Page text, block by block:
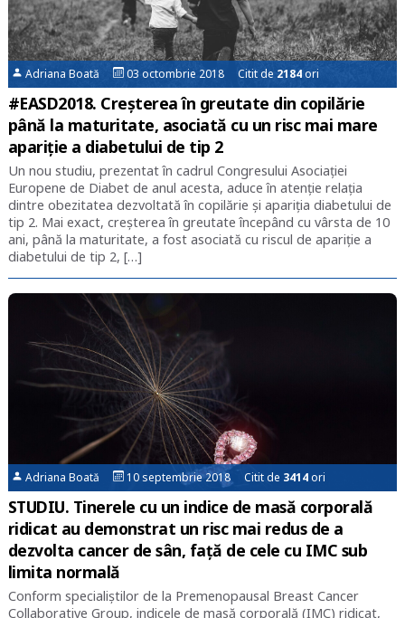
Adriana Boată 03 octombrie 2018 Citit de 2184ori
#EASD2018. Creșterea în greutate din copilărie
până la maturitate, asociată cu un risc mai mare
apariție a diabetului de tip 2
Un nou studiu, prezentat în cadrul Congresului Asociației
Europene de Diabet de anul acesta, aduce în atenție relația
dintre obezitatea dezvoltată în copilărie și apariția diabetului de
tip 2. Mai exact, creșterea în greutate începând cu vârsta de 10
ani, până la maturitate, a fost asociată cu riscul de apariție a
diabetului de tip 2, […]
Adriana Boată 10 septembrie 2018 Citit de 3414ori
STUDIU. Tinerele cu un indice de masă corporală
ridicat au demonstrat un risc mai redus de a
dezvolta cancer de sân, față de cele cu IMC sub
limita normală
Conform specialiștilor de la Premenopausal Breast Cancer
Collaborative Group, indicele de masă corporală (IMC) ridicat,